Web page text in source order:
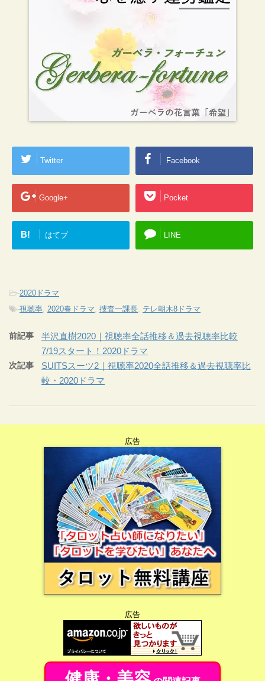
Twitter Facebook
Google+ Pocket
B! はてブ LINE
-2020ドラマ
-視聴率 2020春ドラマ 捜査一課長 テレ朝木8ドラマ
前記事
半沢直樹2020｜視聴率全話推移＆過去視聴率比較
7/19スタート！2020ドラマ
次記事
SUITSスーツ2｜視聴率2020全話推移＆過去視聴率比
較・2020ドラマ
広告
広告